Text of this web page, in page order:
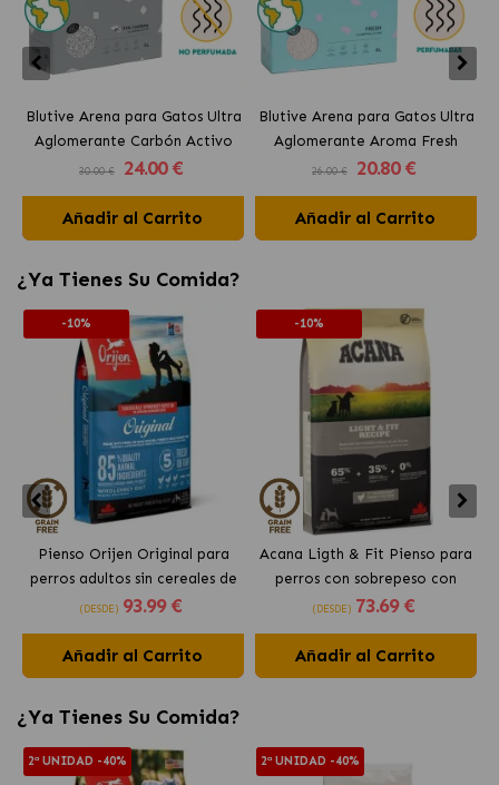
Blutive Arena para Gatos Ultra
Aglomerante Carbón Activo
30.00 € 24.00 €
Añadir al Carrito
Blutive Arena para Gatos Ultra
Aglomerante Aroma Fresh
26.00 € 20.80 €
Añadir al Carrito
¿Ya Tienes Su Comida?
-10%
Pienso Orijen Original para
perros adultos sin cereales de
pollo
(DESDE) 93.99 €
Añadir al Carrito
-10%
Acana Ligth & Fit Pienso para
perros con sobrepeso con
pollo fresco
(DESDE) 73.69 €
Añadir al Carrito
¿Ya Tienes Su Comida?
2ª UNIDAD -40% 2ª UNIDAD -40%